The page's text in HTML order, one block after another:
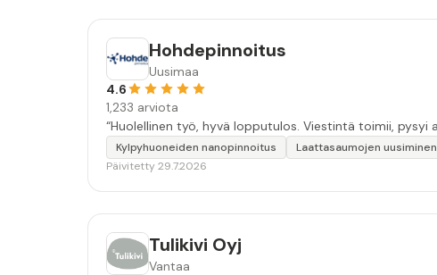
Hohdepinnoitus
Uusimaa
4.6
1,233 arviota
Kylpyhuoneiden nanopinnoitus Laattasaumojen uusiminen
Päivitetty 29.7.2026
Tulikivi Oyj
Vantaa